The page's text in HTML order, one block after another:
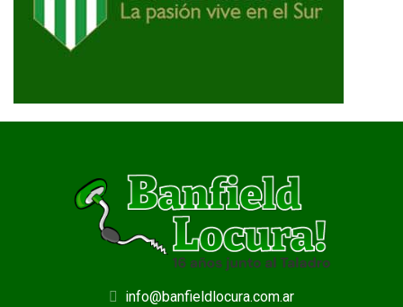
info@banfieldlocura.com.ar